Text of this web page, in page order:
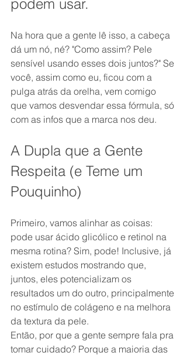
podem usar.
Na hora que a gente lê isso, a cabeça
dá um nó, né? "Como assim? Pele
sensível usando esses dois juntos?" Se
você, assim como eu, ficou com a
pulga atrás da orelha, vem comigo
que vamos desvendar essa fórmula, só
com as infos que a marca nos deu.
A Dupla que a Gente
Respeita (e Teme um
Pouquinho)
Primeiro, vamos alinhar as coisas:
pode usar ácido glicólico e retinol na
mesma rotina? Sim, pode! Inclusive, já
existem estudos mostrando que,
juntos, eles potencializam os
resultados um do outro, principalmente
no estímulo de colágeno e na melhora
da textura da pele.
Então, por que a gente sempre fala pra
tomar cuidado? Porque a maioria das